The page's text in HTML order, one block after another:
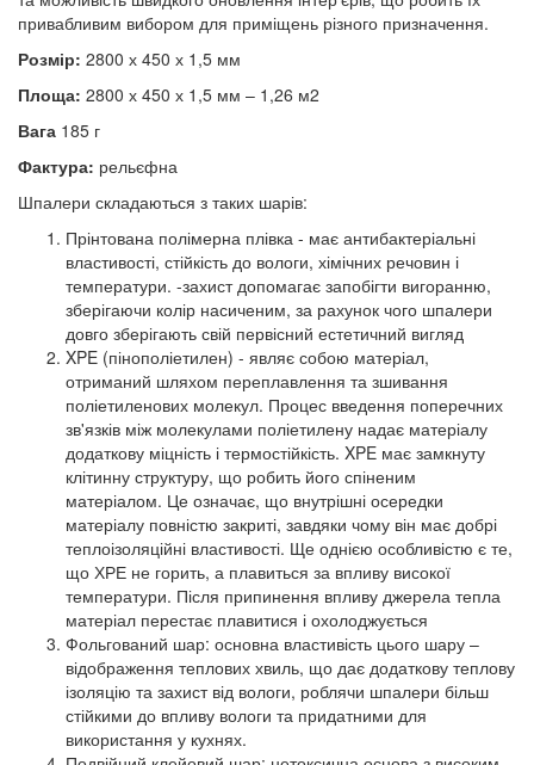
привабливим вибором для приміщень різного призначення.
Розмір: 2800 х 450 х 1,5 мм
Площа: 2800 х 450 х 1,5 мм – 1,26 м2
Вага 185 г
Фактура: рельєфна
Шпалери складаються з таких шарів:
Прінтована полімерна плівка - має антибактеріальні
властивості, стійкість до вологи, хімічних речовин і
температури. -захист допомагає запобігти вигоранню,
зберігаючи колір насиченим, за рахунок чого шпалери
довго зберігають свій первісний естетичний вигляд
XPE (пінополіетилен) - являє собою матеріал,
отриманий шляхом переплавлення та зшивання
поліетиленових молекул. Процес введення поперечних
зв'язків між молекулами поліетилену надає матеріалу
додаткову міцність і термостійкість. XPE має замкнуту
клітинну структуру, що робить його спіненим
матеріалом. Це означає, що внутрішні осередки
матеріалу повністю закриті, завдяки чому він має добрі
теплоізоляційні властивості. Ще однією особливістю є те,
що ХРЕ не горить, а плавиться за впливу високої
температури. Після припинення впливу джерела тепла
матеріал перестає плавитися і охолоджується
Фольгований шар: основна властивість цього шару –
відображення теплових хвиль, що дає додаткову теплову
ізоляцію та захист від вологи, роблячи шпалери більш
стійкими до впливу вологи та придатними для
використання у кухнях.